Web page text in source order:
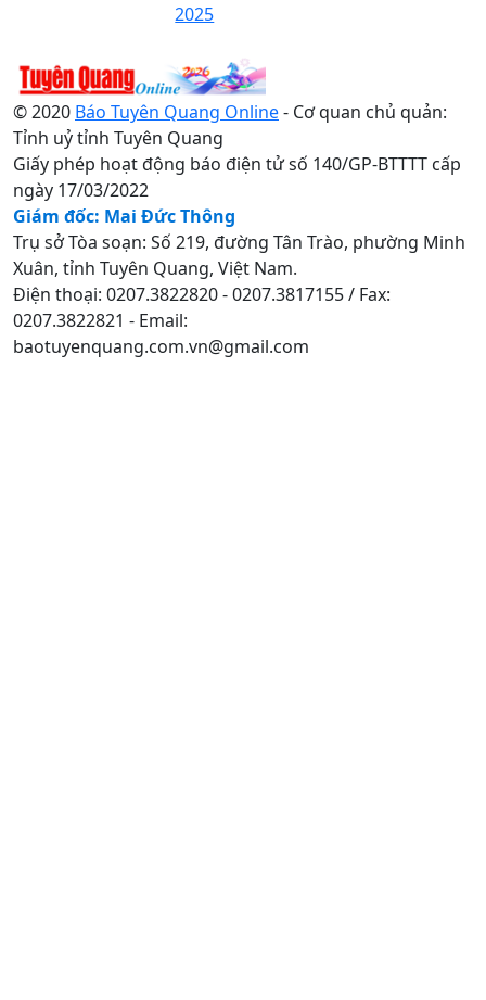
2025
© 2020 Báo Tuyên Quang Online- Cơ quan chủ quản:
Tỉnh uỷ tỉnh Tuyên Quang
Giấy phép hoạt động báo điện tử số 140/GP-BTTTT cấp
ngày 17/03/2022
Giám đốc: Mai Đức Thông
Trụ sở Tòa soạn: Số 219, đường Tân Trào, phường Minh
Xuân, tỉnh Tuyên Quang, Việt Nam.
Điện thoại: 0207.3822820 - 0207.3817155 / Fax:
0207.3822821 - Email:
baotuyenquang.com.vn@gmail.com